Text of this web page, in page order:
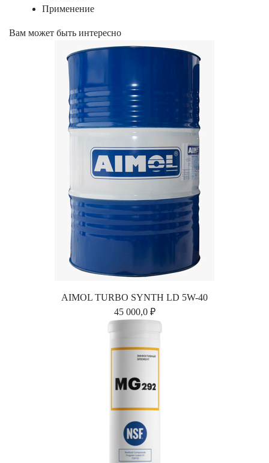
Применение
Вам может быть интересно
AIMOL TURBO SYNTH LD 5W-40
45 000,0 ₽